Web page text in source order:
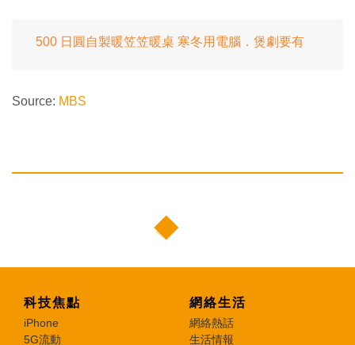
500 日圓自製暖笠笠暖桌 寒冬用電腦．煲劇要有
Source: MBS
科技焦點
iPhone
5G流動
網絡生活
網絡熱話
生活情報